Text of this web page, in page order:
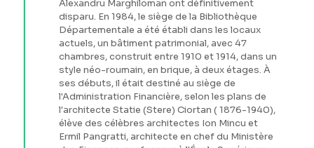
Alexandru Marghiloman ont définitivement
disparu. En 1984, le siège de la Bibliothèque
Départementale a été établi dans les locaux
actuels, un bâtiment patrimonial, avec 47
chambres, construit entre 1910 et 1914, dans un
style néo-roumain, en brique, à deux étages. À
ses débuts, il était destiné au siège de
l'Administration Financière, selon les plans de
l'architecte Statie (Stere) Ciortan ( 1876-1940),
élève des célèbres architectes Ion Mincu et
Ermil Pangratti, architecte en chef du Ministère